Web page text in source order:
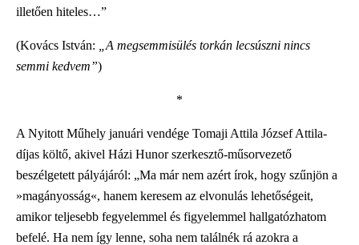
illetően hiteles…”
(Kovács István:
„A megsemmisülés torkán lecsúszni nincs
semmi kedvem”)
*
A Nyitott Műhely januári vendége Tomaji Attila József Attila-
díjas költő, akivel Házi Hunor szerkesztő-műsorvezető
beszélgetett pályájáról: „Ma már nem azért írok, hogy szűnjön a
»magányosság«, hanem keresem az elvonulás lehetőségeit,
amikor teljesebb fegyelemmel és figyelemmel hallgatózhatom
befelé. Ha nem így lenne, soha nem találnék rá azokra a